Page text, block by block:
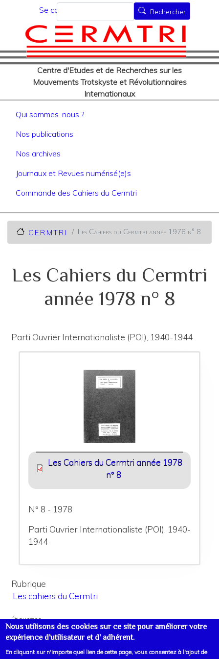
Nous utilisons des cookies sur ce site pour améliorer votre
expérience d'utilisateur et d' adhérent.
En cliquant sur n'importe quel lien de cette page, vous consentez à l'ajout de
au
contenu
principal
Menu du compte de
Se connecter
Centre d'Etudes et de Recherches sur les
Mouvements Trotskyste et Révolutionnaires
Internationaux
Rechercher Rechercher
Navigation principale
Qui sommes-nous ?
Nos publications
Nos archives
Journaux et Revues numérisé(e)s
Commande des Cahiers du Cermtri
C.E.R.M.T.R.I Les Cahiers du Cermtri année 1978 n° 8
Les Cahiers du Cermtri
année 1978 n° 8
Parti Ouvrier Internationaliste (POI), 1940-1944
Les Cahiers du Cermtri année 1978
n° 8
N° 8 - 1978
Parti Ouvrier Internationaliste (POI), 1940-
1944
Rubrique
Les cahiers du Cermtri
Étiquettes
Inventaires/Catalogues